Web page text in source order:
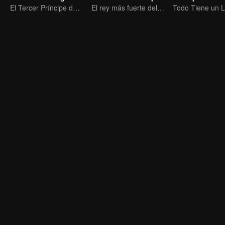
El Tercer Príncipe del Mar del Este invoca a los Nezha de las Sombras para matarlos
El rey más fuerte del inframundo más competitivo